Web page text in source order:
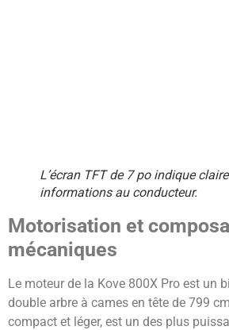
L’écran TFT de 7 po indique
informations au conducteur.
Motorisation et
mécaniques
Le moteur de la Kove 800X Pro est un
double arbre à cames en tête de 799
compact et léger, est un des plus